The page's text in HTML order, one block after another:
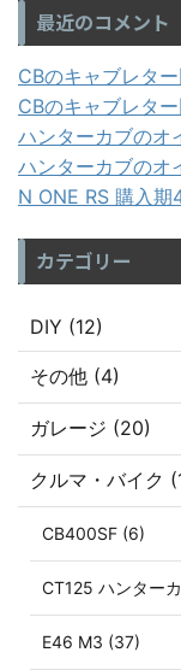
最近のコメント
CBのキャブレタ
CBのキャブレタ
ハンターカブのオ
ハンターカブのオ
N ONE RS 購入期
カテゴリー
DIY (12)
その他 (4)
ガレージ (20)
クルマ・バイク
CB400SF (6)
CT125 ハンター
E46 M3 (37)